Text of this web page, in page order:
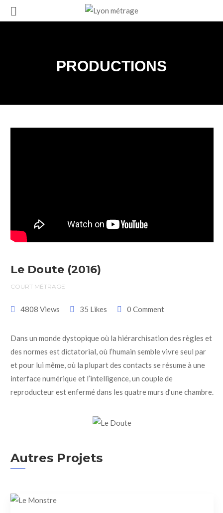
PRODUCTIONS
Le Doute (2016)
COURT MÉTRAGE
4808 Views 35 Likes 0 Comment
Dans un monde dystopique où la hiérarchisation des règles et
des normes est dictatorial, où l’humain semble vivre seul par
et pour lui même, où la plupart des contacts se résume à une
interface numérique et l’intelligence, un couple de
reproducteur est enfermé dans les quatre murs d’une chambre.
Autres Projets